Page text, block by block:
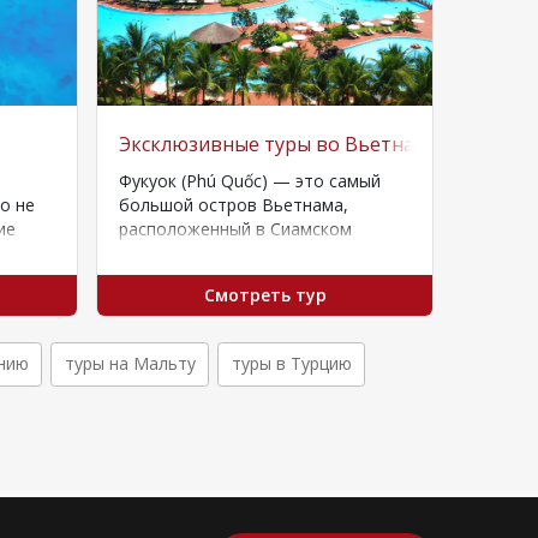
не
Эксклюзивные туры во Вьетнам
Фукуок (Phú Quốc) — это самый
большой остров Вьетнама,
расположенный в Сиамском
«изумрудный остров» и
популярный тропический…
Смотреть тур
туры на Мальту туры в Турцию